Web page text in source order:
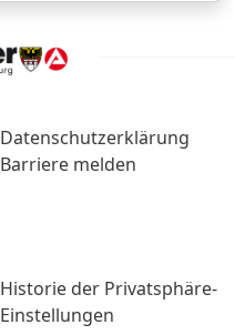
Datenschutzerklärung
Barriere melden
Historie der Privatsphäre-
Einstellungen